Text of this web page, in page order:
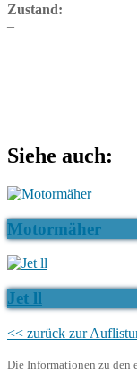
Zustand:
–
Siehe auch:
Motormäher
Jet ll
<< zurück zur
Die Informationen zu den